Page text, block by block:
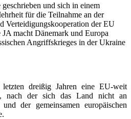
und sich in einem
für die Teilnahme an der
Verteidigungskooperation der EU
JA macht Dänemark und Europa
Angriffskrieges in der Ukraine
dreißig Jahren eine EU-weit
nach der sich das Land nicht an
der gemeinsamen europäischen